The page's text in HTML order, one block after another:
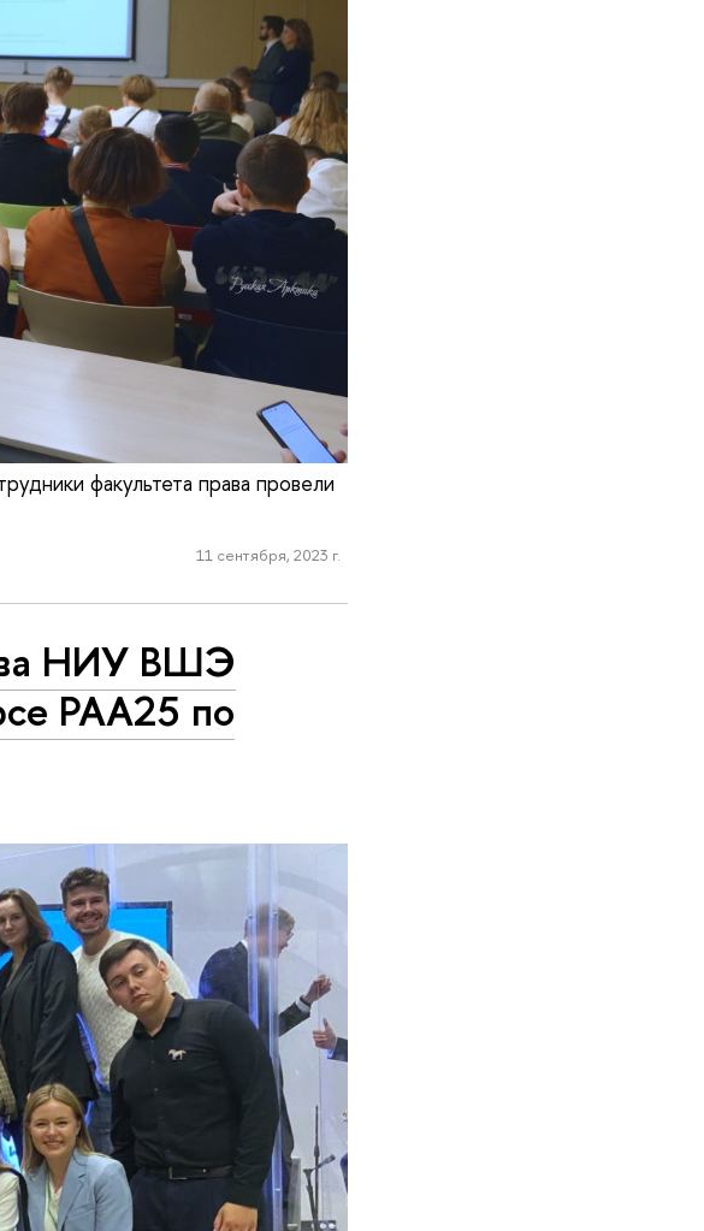
факультета права провели
11 сентября, 2023 г.
НИУ ВШЭ
РАА25 по